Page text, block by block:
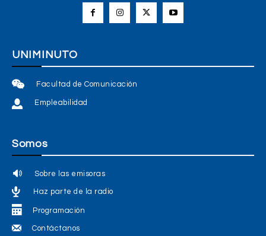
UNIMINUTO
Facultad de Comunicación
Empleabilidad
Somos
Sobre las emisoras
Haz parte de la radio
Programación
Contáctanos